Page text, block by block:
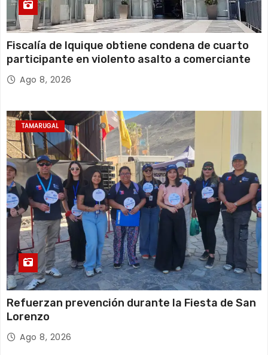
Fiscalía de Iquique obtiene condena de cuarto
participante en violento asalto a comerciante
Ago 8, 2026
TAMARUGAL
Refuerzan prevención durante la Fiesta de San
Lorenzo
Ago 8, 2026